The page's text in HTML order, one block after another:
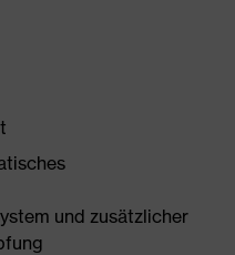
und zusätzlicher